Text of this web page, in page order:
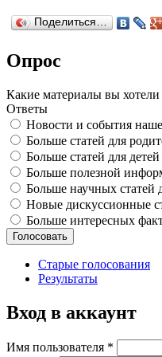
Поделиться…
Опрос
Какие материалы вы
Ответы
Новости и события
Больше статей для
Больше статей для детей
Больше полезной
Больше научных статей
Новые дискуссионные
Больше интересных
Старые голосования
Результаты
Вход в аккаунт
Имя пользователя *